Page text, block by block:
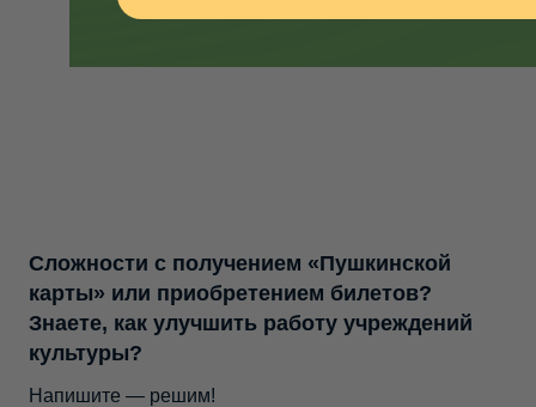
Сложности с получением «Пушкинской
карты» или приобретением билетов?
Знаете, как улучшить работу учреждений
культуры?
Напишите — решим!